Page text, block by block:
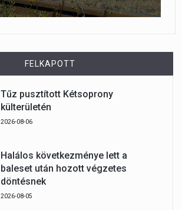
FELKAPOTT
Tűz pusztított Kétsoprony
külterületén
2026-08-06
Halálos következménye lett a
baleset után hozott végzetes
döntésnek
2026-08-05